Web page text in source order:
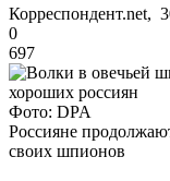
Корреспондент.net,
0
697
Фото: DPA
Россияне
своих шпионов